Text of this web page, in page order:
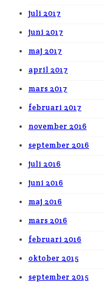
juli 2017
juni 2017
maj 2017
april 2017
mars 2017
februari 2017
november 2016
september 2016
juli 2016
juni 2016
maj 2016
mars 2016
februari 2016
oktober 2015
september 2015